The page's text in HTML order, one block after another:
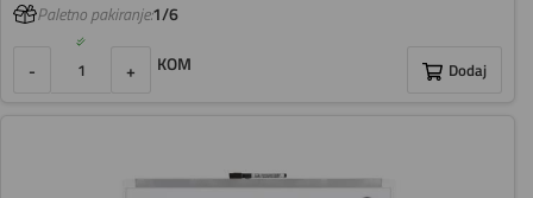
Paletno pakiranje:1/6
- + KOM Dodaj